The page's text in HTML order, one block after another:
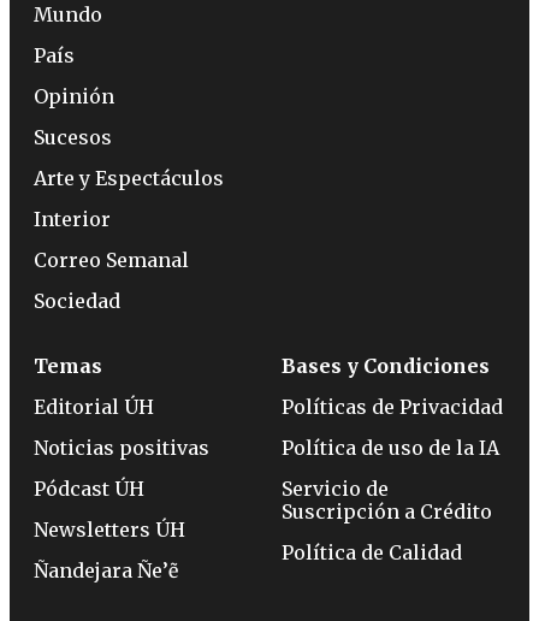
Mundo
País
Opinión
Sucesos
Arte y Espectáculos
Interior
Correo Semanal
Sociedad
Temas
Editorial ÚH
Noticias positivas
Pódcast ÚH
Newsletters ÚH
Ñandejara Ñe’ẽ
Bases y Condiciones
Políticas de Privacidad
Política de uso de la IA
Servicio de
Suscripción a Crédito
Política de Calidad